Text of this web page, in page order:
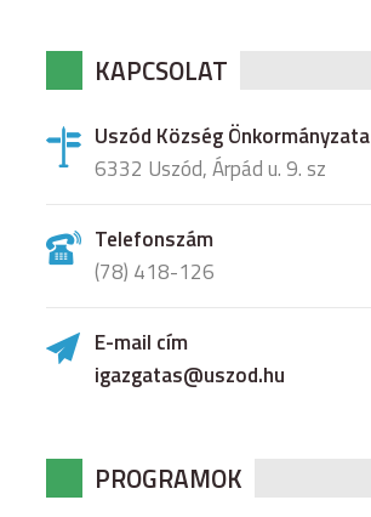
KAPCSOLAT
Uszód Község Önkormányzata
6332 Uszód, Árpád u. 9. sz
Telefonszám
(78) 418-126
E-mail cím
igazgatas@uszod.hu
PROGRAMOK